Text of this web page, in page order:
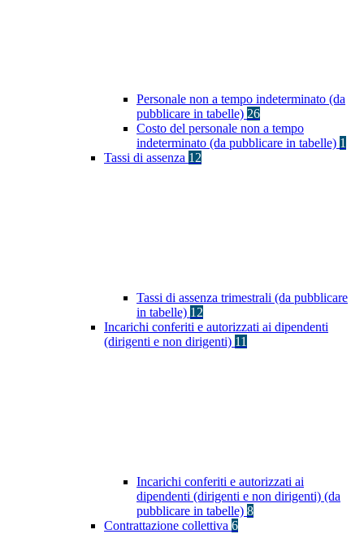
Personale non a tempo indeterminato (da
pubblicare in tabelle) 26
Costo del personale non a tempo
indeterminato (da pubblicare in tabelle) 1
Tassi di assenza 12
Tassi di assenza trimestrali (da pubblicare
in tabelle) 12
Incarichi conferiti e autorizzati ai dipendenti
(dirigenti e non dirigenti) 11
Incarichi conferiti e autorizzati ai
dipendenti (dirigenti e non dirigenti) (da
pubblicare in tabelle) 8
Contrattazione collettiva 6